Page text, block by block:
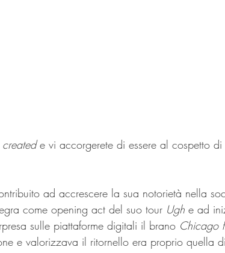
e vi accorgerete di essere al cospetto
ad accrescere la sua notorietà nella
come opening act del suo tour Ugh e ad
sulle piattaforme digitali il brano Chicago
e valorizzava il ritornello era proprio quella